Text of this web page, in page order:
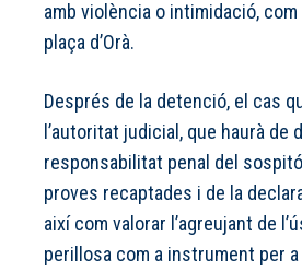
amb violència o intimidació,
plaça d’Orà.
Després de la detenció, el cas
l’autoritat judicial, que haurà de
responsabilitat penal del
proves recaptades i de la
així com valorar l’agreujant de
perillosa com a instrument per a